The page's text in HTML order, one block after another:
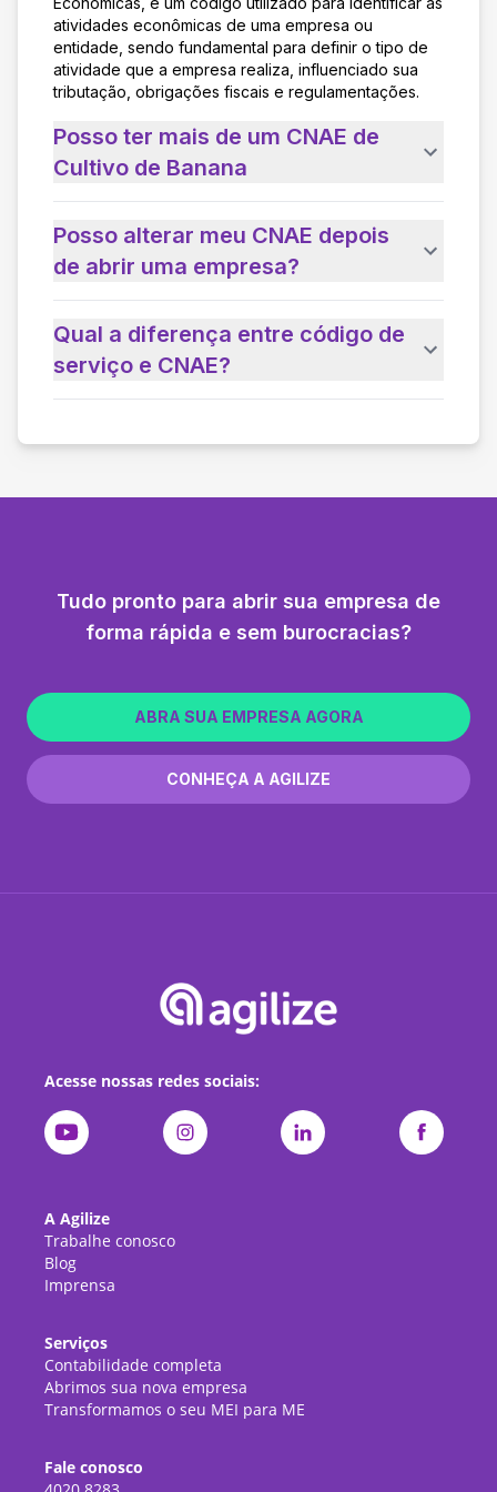
atividades econômicas de uma empresa ou
entidade, sendo fundamental para definir o tipo de
atividade que a empresa realiza, influenciado sua
tributação, obrigações fiscais e regulamentações.
Posso ter mais de um CNAE de
Cultivo de Banana
Posso alterar meu CNAE depois
de abrir uma empresa?
Qual a diferença entre código de
serviço e CNAE?
Tudo pronto para abrir sua empresa de
forma rápida e sem burocracias?
ABRA SUA EMPRESA AGORA
CONHEÇA A AGILIZE
Acesse nossas redes sociais:
A Agilize
Trabalhe conosco
Blog
Imprensa
Serviços
Contabilidade completa
Abrimos sua nova empresa
Transformamos o seu MEI para ME
Fale conosco